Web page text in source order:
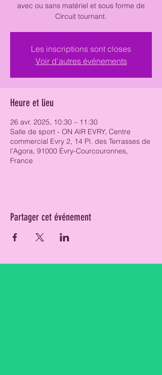
avec ou sans matériel et sous forme de
Circuit tournant.
Les inscriptions sont closes
Voir d'autres événements
Heure et lieu
26 avr. 2025, 10:30 – 11:30
Salle de sport - ON AIR EVRY, Centre
commercial Evry 2, 14 Pl. des Terrasses de
l'Agora, 91000 Évry-Courcouronnes,
France
Partager cet événement